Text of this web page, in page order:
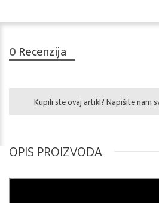
0 Recenzija
Kupili ste ovaj artikl? Napišite nam
OPIS PROIZVODA